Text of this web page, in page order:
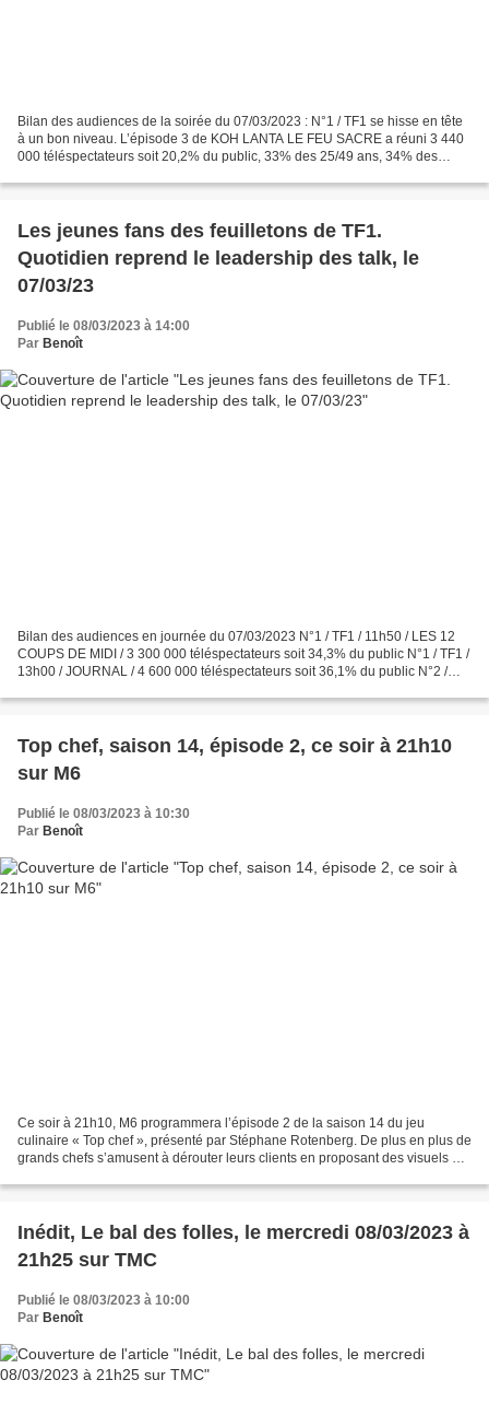
Bilan des audiences de la soirée du 07/03/2023 : N°1 / TF1 se hisse en tête
à un bon niveau. L’épisode 3 de KOH LANTA LE FEU SACRE a réuni 3 440
000 téléspectateurs soit 20,2% du public, 33% des 25/49 ans, 34% des
Les jeunes fans des feuilletons de TF1.
Quotidien reprend le leadership des talk, le
07/03/23
Publié le 08/03/2023 à 14:00
Par Benoît
Bilan des audiences en journée du 07/03/2023 N°1 / TF1 / 11h50 / LES 12
COUPS DE MIDI / 3 300 000 téléspectateurs soit 34,3% du public N°1 / TF1 /
13h00 / JOURNAL / 4 600 000 téléspectateurs soit 36,1% du public N°2 /
Top chef, saison 14, épisode 2, ce soir à 21h10
sur M6
Publié le 08/03/2023 à 10:30
Par Benoît
Ce soir à 21h10, M6 programmera l’épisode 2 de la saison 14 du jeu
culinaire « Top chef », présenté par Stéphane Rotenberg. De plus en plus de
grands chefs s’amusent à dérouter leurs clients en proposant des visuels de
Inédit, Le bal des folles, le mercredi 08/03/2023 à
21h25 sur TMC
Publié le 08/03/2023 à 10:00
Par Benoît